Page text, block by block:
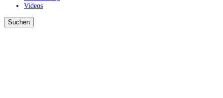
Videos
Suchen